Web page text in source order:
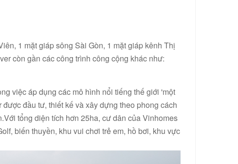
1 mặt giáp sông Sài Gòn, 1 mặt giáp kênh Thị
còn gần các công trình công cộng khác như:
việc áp dụng các mô hình nổi tiếng thế giới 'một
đầu tư, thiết kế và xây dựng theo phong cách
tổng diện tích hơn 25ha, cư dân của Vinhomes
biến thuyền, khu vui chơi trẻ em, hồ bơi, khu vực